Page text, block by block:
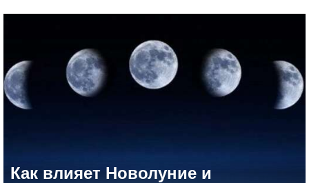
Как влияет Новолуние и